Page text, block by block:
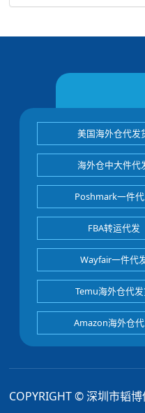
美国海外仓代发
海外仓中大件代
Poshmark一件
FBA转运代发
Wayfair一件代
Temu海外仓代
Amazon海外仓
COPYRIGHT © 深圳市韬